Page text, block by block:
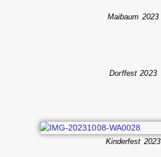
Maibaum 2023
Dorffest 2023
Kinderfest 2023